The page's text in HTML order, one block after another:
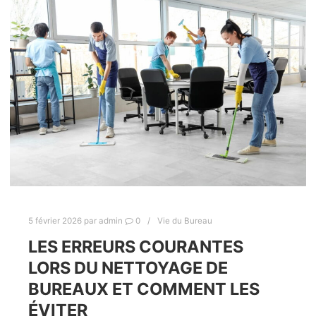
5 février 2026 par admin 0 Vie du Bureau
LES ERREURS COURANTES
LORS DU NETTOYAGE DE
BUREAUX ET COMMENT LES
ÉVITER